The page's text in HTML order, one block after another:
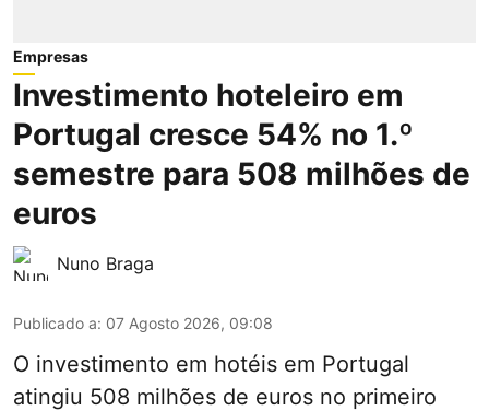
Empresas
Investimento hoteleiro em
Portugal cresce 54% no 1.º
semestre para 508 milhões de
euros
Nuno Braga
Publicado a: 07 Agosto 2026, 09:08
O investimento em hotéis em Portugal
atingiu 508 milhões de euros no primeiro